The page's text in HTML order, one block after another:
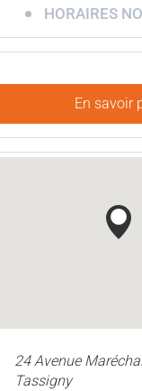
HORAIRES
En savoir
24 Avenue
Tassigny